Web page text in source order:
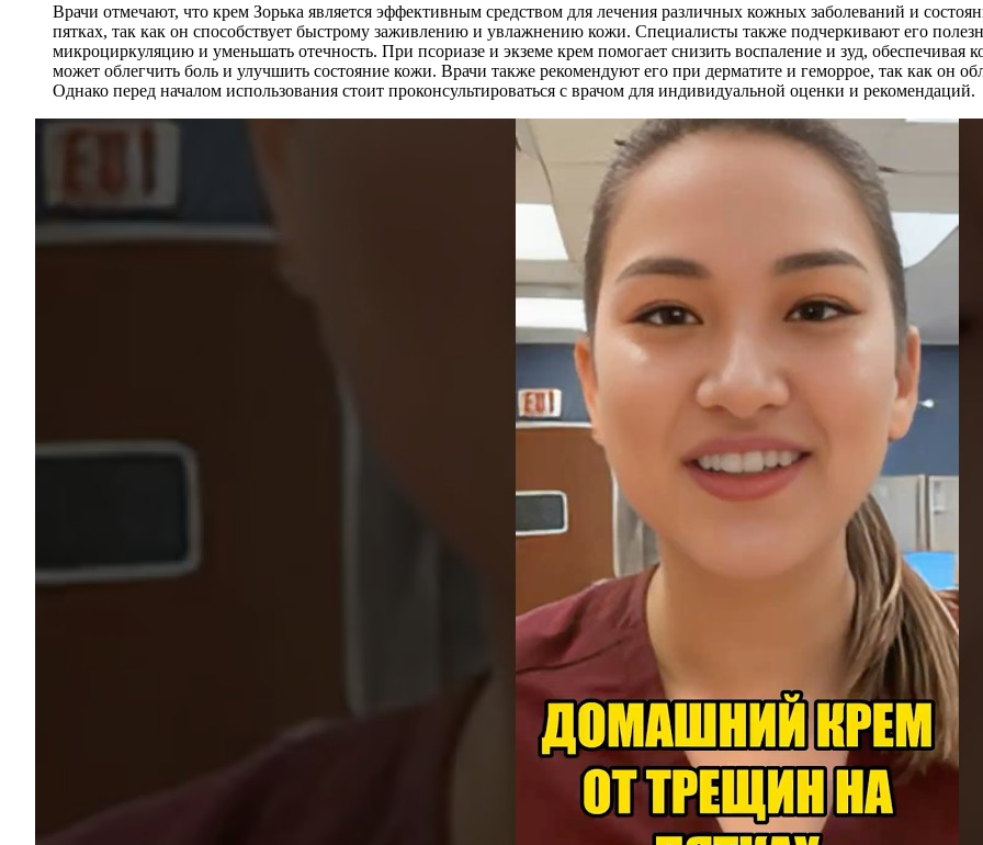
Врачи отмечают, что крем Зорька является эффективным средством для лечения различных кожных заболеваний и
пятках, так как он способствует быстрому заживлению и увлажнению кожи. Специалисты также подчеркивают его
микроциркуляцию и уменьшать отечность. При псориазе и экземе крем помогает снизить воспаление и зуд,
может облегчить боль и улучшить состояние кожи. Врачи также рекомендуют его при дерматите и геморрое, так как он
Однако перед началом использования стоит проконсультироваться с врачом для индивидуальной оценки и рекомендаций.